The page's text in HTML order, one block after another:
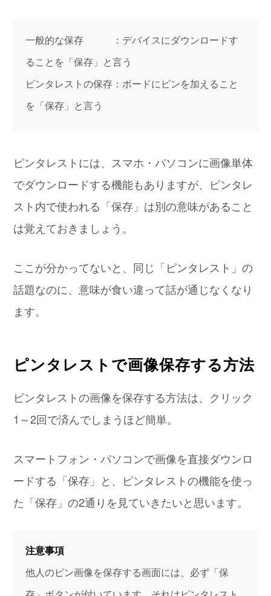
一般的な保存 ：デバイスにダウンロードす
ることを「保存」と言う
ピンタレストの保存：ボードにピンを加えること
を「保存」と言う
ピンタレストには、スマホ・パソコンに画像単体
でダウンロードする機能もありますが、ピンタレ
スト内で使われる「保存」は別の意味があること
は覚えておきましょう。
ここが分かってないと、同じ「ピンタレスト」の
話題なのに、意味が食い違って話が通じなくなり
ます。
ピンタレストで画像保存する方法
ピンタレストの画像を保存する方法は、クリック
1～2回で済んでしまうほど簡単。
スマートフォン・パソコンで画像を直接ダウンロ
ードする「保存」と、ピンタレストの機能を使っ
た「保存」の2通りを見ていきたいと思います。
注意事項
他人のピン画像を保存する画面には、必ず「保